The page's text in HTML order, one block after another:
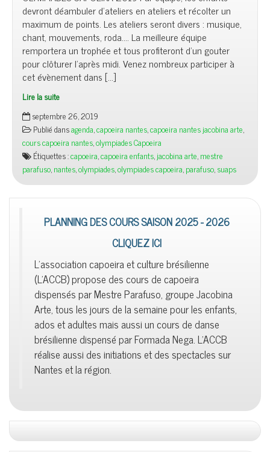
devront déambuler d’ateliers en ateliers et récolter un
maximum de points. Les ateliers seront divers : musique,
chant, mouvements, roda…. La meilleure équipe
remportera un trophée et tous profiteront d’un gouter
pour clôturer l’après midi. Venez nombreux participer à
cet évènement dans […]
Lire la suite
septembre 26, 2019
Publié dansagenda,capoeira nantes,capoeira nantes jacobina arte,
cours capoeira nantes,olympiades Capoeira
Étiquettes :capoeira,capoeira enfants,jacobina arte,mestre
parafuso,nantes,olympiades,olympiades capoeira,parafuso,suaps
PLANNING DES COURS SAISON 2025 - 2026
CLIQUEZ ICI
L'association capoeira et culture brésilienne
(L'ACCB) propose des cours de capoeira
dispensés par Mestre Parafuso, groupe Jacobina
Arte, tous les jours de la semaine pour les enfants,
ados et adultes mais aussi un cours de danse
brésilienne dispensé par Formada Nega. L'ACCB
réalise aussi des initiations et des spectacles sur
Nantes et la région.